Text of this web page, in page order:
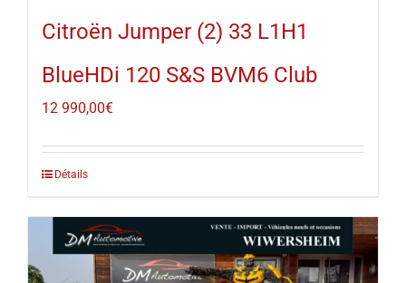
Citroën Jumper (2) 33 L1H1
BlueHDi 120 S&S BVM6 Club
12 990,00€
Détails